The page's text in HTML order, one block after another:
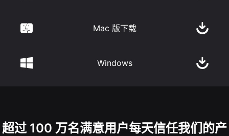
Mac 版下载
Windows
超过 100 万名满意用户每天信任我们的产